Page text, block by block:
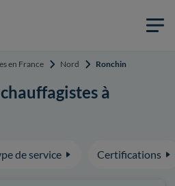
en France Nord Ronchin
à
de service Certifications